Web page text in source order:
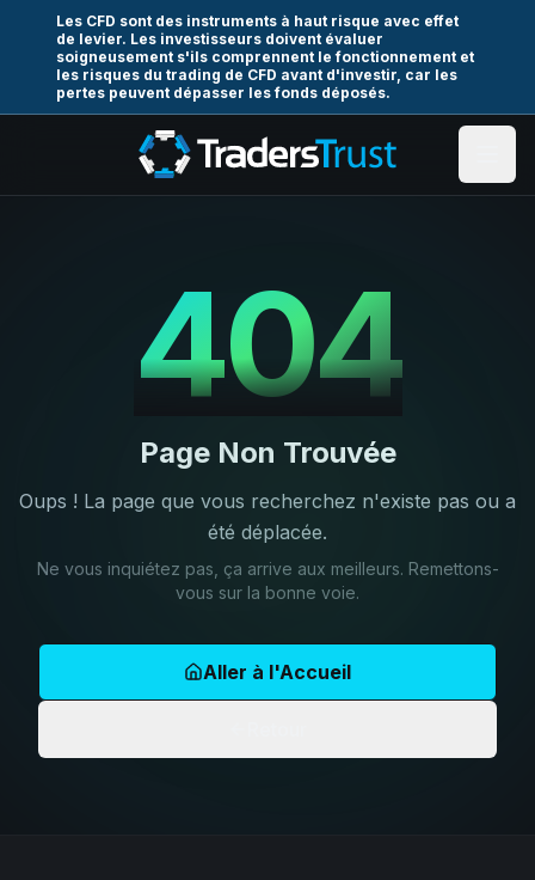
Les CFD sont des instruments à haut risque avec effet
de levier. Les investisseurs doivent évaluer
soigneusement s'ils comprennent le fonctionnement et
les risques du trading de CFD avant d'investir, car les
pertes peuvent dépasser les fonds déposés.
404
Page Non Trouvée
Oups ! La page que vous recherchez n'existe pas ou a
été déplacée.
Ne vous inquiétez pas, ça arrive aux meilleurs. Remettons-
vous sur la bonne voie.
Aller à l'Accueil